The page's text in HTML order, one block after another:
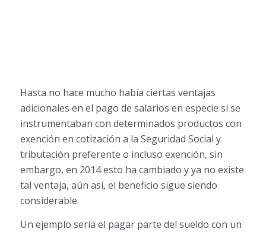
Hasta no hace mucho había ciertas ventajas
adicionales en el pago de salarios en especie si se
instrumentaban con determinados productos con
exención en cotización a la Seguridad Social y
tributación preferente o incluso exención, sin
embargo, en 2014 esto ha cambiado y ya no existe
tal ventaja, aún así, el beneficio sigue siendo
considerable.
Un ejemplo sería el pagar parte del sueldo con un